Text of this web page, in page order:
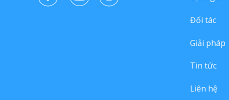
Đối tác
Giải pháp
Tin tức
Liên hệ